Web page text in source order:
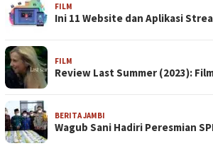
FILM
Ini 11 Website dan Aplikasi
FILM
Review Last Summer (2023):
BERITA JAMBI
Wagub Sani Hadiri Peresmian